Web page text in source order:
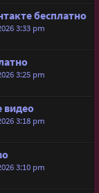
бесплатно
3:33 pm
3:25 pm
видео
3:18 pm
3:10 pm